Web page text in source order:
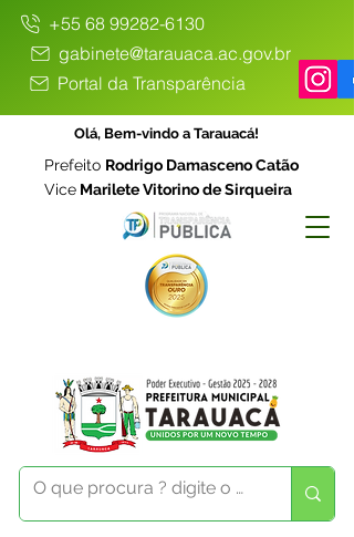
+55 68 99282-6130
gabinete@tarauaca.ac.gov.br
Portal da Transparência
Olá, Bem-vindo a Tarauacá!
Prefeito Rodrigo Damasceno Catão
Vice Marilete Vitorino de Sirqueira